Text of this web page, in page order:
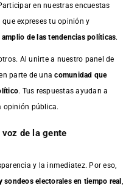
en nuestras encuestas
expreses tu opinión y
de las tendencias políticas.
Al unirte a nuestro panel de
parte de unacomunidad que
. Tus respuestas ayudan a
opinión pública.
de la gente
y la inmediatez. Por eso,
sondeos electorales en tiempo real